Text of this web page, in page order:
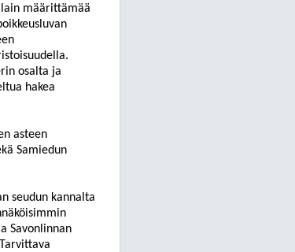
määrittämää
osalta ja
hakea
asteen
Samiedun
seudun kannalta
Savonlinnan